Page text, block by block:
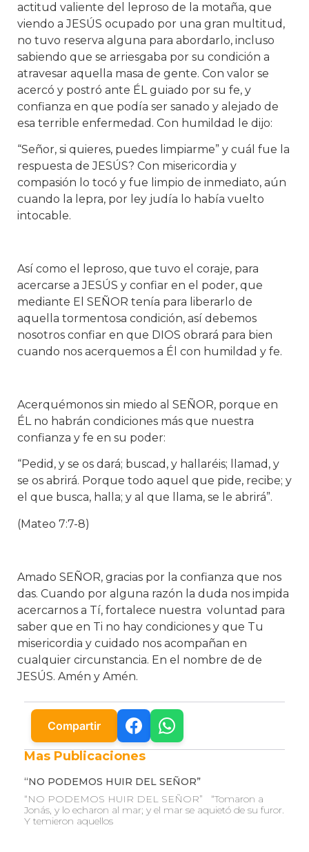
actitud valiente del leproso de la motaña, que
viendo a JESÚS ocupado por una gran multitud,
no tuvo reserva alguna para abordarlo, incluso
sabiendo que se arriesgaba por su condición a
atravesar aquella masa de gente. Con valor se
acercó y postró ante ÉL guiado por su fe, y
confianza en que podía ser sanado y alejado de
esa terrible enfermedad. Con humildad le dijo:
“Señor, si quieres, puedes limpiarme” y cuál fue la
respuesta de JESÚS? Con misericordia y
compasión lo tocó y fue limpio de inmediato, aún
cuando la lepra, por ley judía lo había vuelto
intocable.
Así como el leproso, que tuvo el coraje, para
acercarse a JESÚS y confiar en el poder, que
mediante El SEÑOR tenía para liberarlo de
aquella tormentosa condición, así debemos
nosotros confiar en que DIOS obrará para bien
cuando nos acerquemos a Él con humildad y fe.
Acerquémonos sin miedo al SEÑOR, porque en
ÉL no habrán condiciones más que nuestra
confianza y fe en su poder:
“Pedid, y se os dará; buscad, y hallaréis; llamad, y
se os abrirá. Porque todo aquel que pide, recibe; y
el que busca, halla; y al que llama, se le abrirá”.
(Mateo 7:7-8)
Amado SEÑOR, gracias por la confianza que nos
das. Cuando por alguna razón la duda nos impida
acercarnos a Tí, fortalece nuestra voluntad para
saber que en Ti no hay condiciones y que Tu
misericordia y cuidado nos acompañan en
cualquier circunstancia. En el nombre de de
JESÚS. Amén y Amén.
Compartir
Mas Publicaciones
“NO PODEMOS HUIR DEL SEÑOR”
“NO PODEMOS HUIR DEL SEÑOR” “Tomaron a
Jonás, y lo echaron al mar; y el mar se aquietó de su furor.
Y temieron aquellos